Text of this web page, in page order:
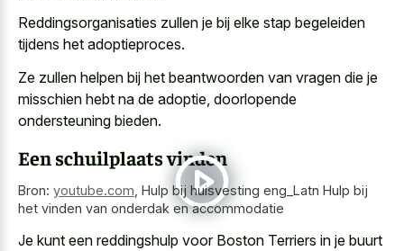
Reddingsorganisaties zullen je bij elke stap begeleiden
tijdens het adoptieproces.
Ze zullen helpen bij het beantwoorden van vragen die je
misschien hebt na de adoptie, doorlopende
ondersteuning bieden.
Een schuilplaats vinden
Bron: youtube.com Hulp bij huisvesting eng_Latn Hulp bij
het vinden van onderdak en accommodatie
Je kunt een reddingshulp voor Boston Terriers in je buurt